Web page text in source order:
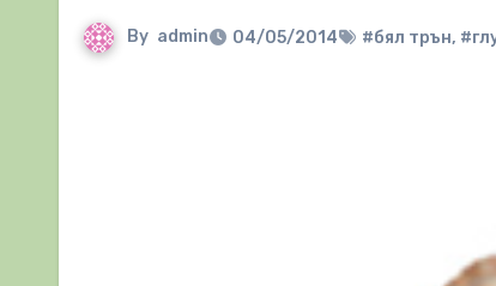
By admin 04/05/2014 #бял трън,